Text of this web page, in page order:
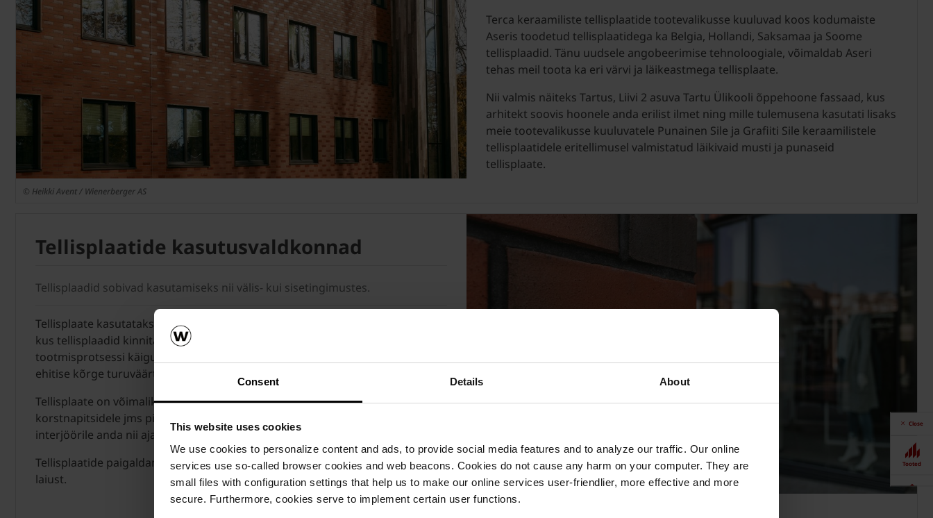
Consent Details About
This website uses cookies
We use cookies to personalize content and ads, to provide social media features and to analyze our traffic. Our online
services use so-called browser cookies and web beacons. Cookies do not cause any harm on your computer. They are
small files with configuration settings that help us to make our online services user-friendlier, more effective and more
secure. Furthermore, cookies serve to implement certain user functions.
© Heikki Avent / Wienerberger AS
Terca keraamiliste tellisplaatide tootevalikusse kuuluvad koos kodumaiste
Aseris toodetud tellisplaatidega ka Belgia, Hollandi, Saksamaa ja Soome
tellisplaadid. Tänu uudsele angobeerimise tehnoloogiale, võimaldab Aseri
tehas meil toota ka eri värvi ja läikeastmega tellisplaate.
Nii valmis näiteks Tartus, Liivi 2 asuva Tartu Ülikooli õppehoone fassaad, kus
arhitekt soovis hoonele anda erilist ilmet ning mille tulemusena kasutati lisaks
meie tootevalikusse kuuluvatele Punainen Sile ja Grafiiti Sile keraamilistele
tellisplaatidele eritellimusel valmistatud läikivaid musti ja punaseid
tellisplaate.
© Heikki Avent / Wienerberger AS
Tellisplaatide kasutusvaldkonnad
Tellisplaadid sobivad kasutamiseks nii välis- kui sisetingimustes.
Tellisplaate kasutatakse laialdaselt ka raudbetoonelementide valmistamisel,
kus tellisplaadid kinnitatakse raudbetoonpaneelide välispinnale
tootmisprotsessi käigus. See tagab kestva ja esteetilise lõpptulemuse ning
ehitise kõrge turuväärtuse inimpõlvedeks.
Tellisplaate on võimalik kleepida nii fassaadidele kui siseseintele,
korstnapitsidele jms pindadele. Tellisplaate kasutades on võimalik oma
interjöörile anda nii ajatu, retro kui ka modernne ilme.
Tellisplaatide paigaldamisel on soovitatav kasutada vähemalt 10 mm vuugi
laiust.
Close
Tooted